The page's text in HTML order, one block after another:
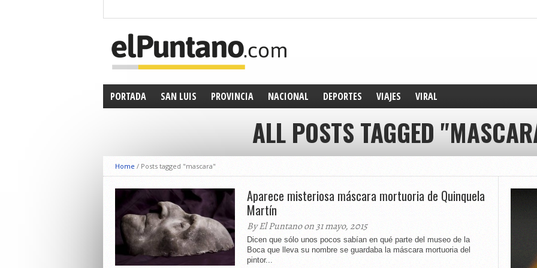
PORTADA SAN LUIS PROVINCIA NACIONAL DEPORTES VIAJES VIRAL
ALL POSTS TAGGED
Home / Posts tagged "mascara"
Aparece misteriosa máscara mortuoria de Quinquela
Martín
By El Puntano on 31 mayo, 2015
Dicen que sólo unos pocos sabían en qué parte del museo de la
Boca que lleva su nombre se guardaba la máscara mortuoria del
pintor...